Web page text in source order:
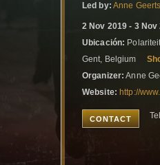
Led by: Anne
2 Nov 2019 - 3 Nov
Ubicación:
Gent, Belgium
Organizer: Anne
Website: http://
CONTACT